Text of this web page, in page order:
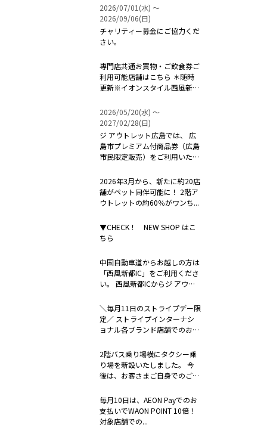
2026/07/01(水) 〜
2026/09/06(日)
チャリティー募金にご協力くだ
さい。
専門店共通お買物・ご飲食券ご
利用可能店舗はこちら ＊随時
更新※イオンスタイル西風新都
2026/05/20(水) 〜
2027/02/28(日)
ジ アウトレット広島では、 広
島市プレミアム付商品券（広島
市民限定販売）をご利用いただ
2026年3月から、新たに約20店
舗がペット同伴可能に！ 2階ア
ウトレットの約60％がワンち...
▼CHECK！ NEW SHOP はこ
ちら
中国自動車道からお越しの方は
「西風新都IC」をご利用くださ
い。 西風新都ICからジ アウト
＼毎月11日のストライプデー限
定／ ストライプインターナシ
ョナル各ブランド店舗でのお支
2階バス乗り場横にタクシー乗
り場を新設いたしました。 今
後は、お客さまご自身でのご連
毎月10日は、AEON Payでのお
支払いでWAON POINT 10倍！
対象店舗での...